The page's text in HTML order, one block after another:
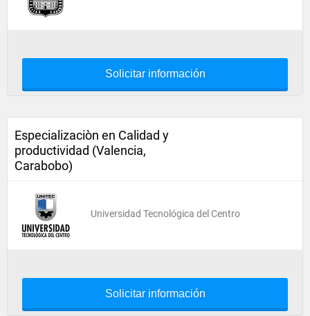
Solicitar información
Especializaciòn en Calidad y
productividad (Valencia,
Carabobo)
Universidad Tecnológica del Centro
Solicitar información